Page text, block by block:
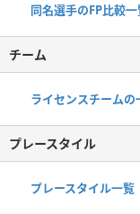
同名選手のFP比較
チーム
ライセンスチームの
プレースタイル
プレースタイル一覧